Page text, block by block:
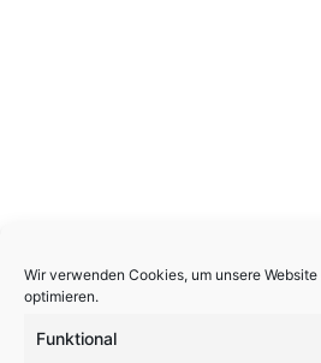
Wir verwenden Cookies, um unsere
optimieren.
Funktional